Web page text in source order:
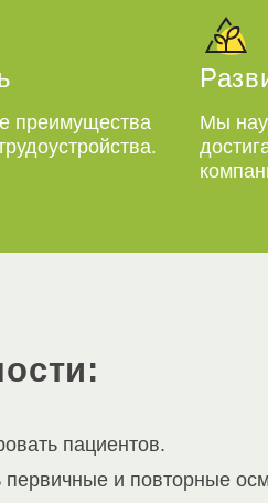
преимущества
Мы
пациентов.
и повторные